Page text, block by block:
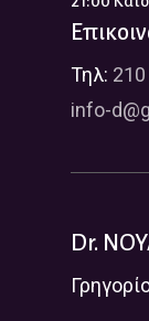
Τηλ:
info-
Dr.